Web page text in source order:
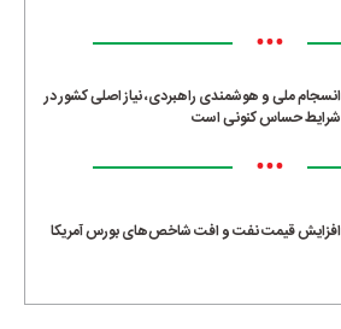
•••
انسجام ملی و هوشمندی راهبردی، نیاز اصلی کشور در
شرایط حساس کنونی است
•••
افزایش قیمت نفت و افت شاخص‌های بورس آمریکا